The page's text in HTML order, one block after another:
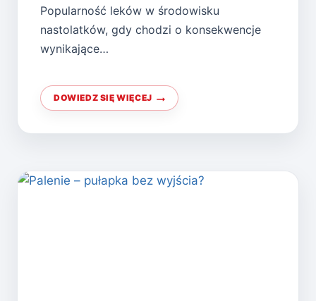
Popularność leków w środowisku
nastolatków, gdy chodzi o konsekwencje
wynikające…
DOWIEDZ SIĘ WIĘCEJ
HISTORIA
NARKOMANA
WĄCHANIA